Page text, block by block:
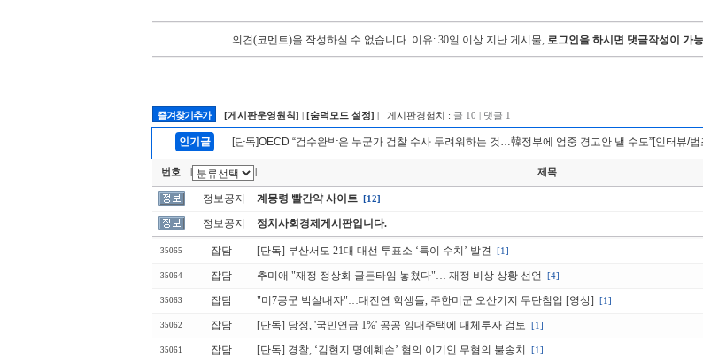
의견(코멘트)을 작성하실 수 없습니다. 이유: 30일 이상 지난 게시물, 로그인을 하시면 댓글작성이 가
즐겨찾기추가 [게시판운영원칙] | [숨덕모드 설정] | 게시판경험치 : 글 10 | 댓글 1
인기글 [단독]OECD “검수완박은 누군가 검찰 수사 두려워하는 것…韓정부에 엄중 경고안 낼 수도”[인터뷰/법
번호 제목
정보공지 계몽령 빨간약 사이트 [12]
정보공지 정치사회경제게시판입니다.
35065 잡담 [단독] 부산서도 21대 대선 투표소 ‘특이 수치’ 발견 [1]
35064 잡담 추미애 "재정 정상화 골든타임 놓쳤다"… 재정 비상 상황 선언 [4]
35063 잡담 "미7공군 박살내자"…대진연 학생들, 주한미군 오산기지 무단침입 [영상] [1]
35062 잡담 [단독] 당정, '국민연금 1%' 공공 임대주택에 대체투자 검토 [1]
35061 잡담 [단독] 경찰, ‘김현지 명예훼손’ 혐의 이기인 무혐의 불송치 [1]